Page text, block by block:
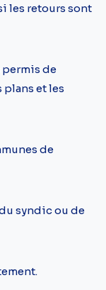
les retours sont
permis de
et les
de
syndic ou de